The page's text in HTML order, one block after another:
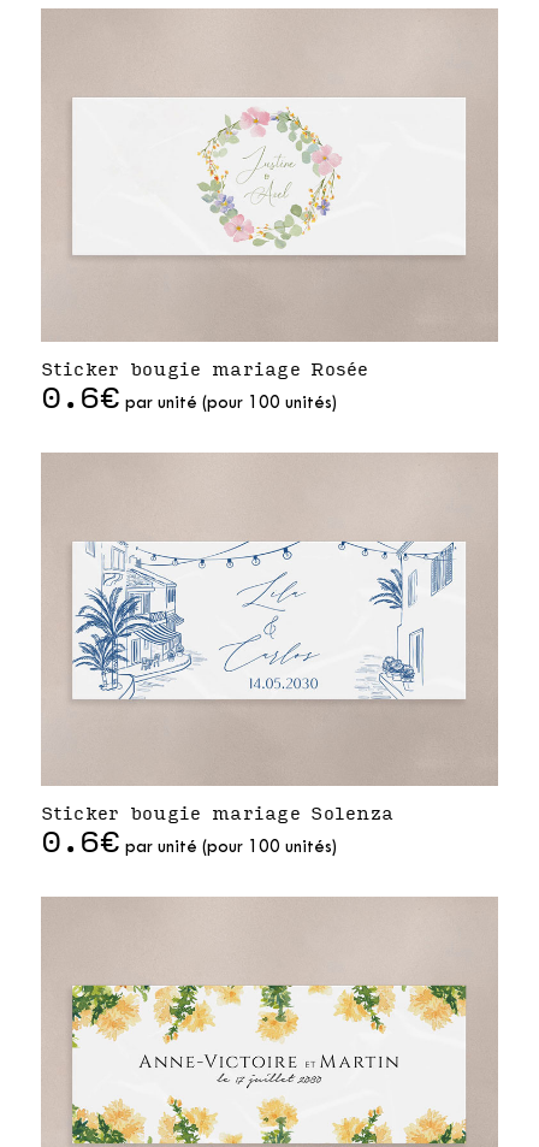
Sticker bougie mariage Rosée
0.6€ par unité (pour 100 unités)
Sticker bougie mariage Solenza
0.6€ par unité (pour 100 unités)